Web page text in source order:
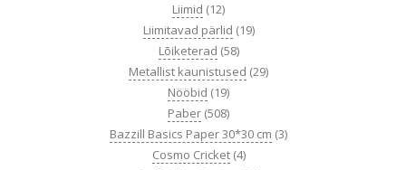
Liimid (12)
Liimitavad pärlid (19)
Lõiketerad (58)
Metallist kaunistused (29)
Nööbid (19)
Paber (508)
Bazzill Basics Paper 30*30 cm (3)
Cosmo Cricket (4)